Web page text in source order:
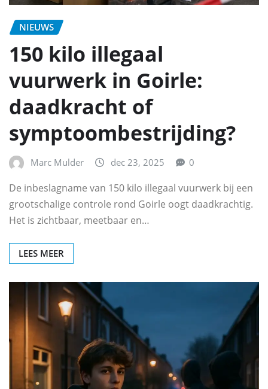
NIEUWS
150 kilo illegaal
vuurwerk in Goirle:
daadkracht of
symptoombestrijding?
Marc Mulder dec 23, 2025 0
De inbeslagname van 150 kilo illegaal vuurwerk bij een
grootschalige controle rond Goirle oogt daadkrachtig.
Het is zichtbaar, meetbaar en…
LEES MEER